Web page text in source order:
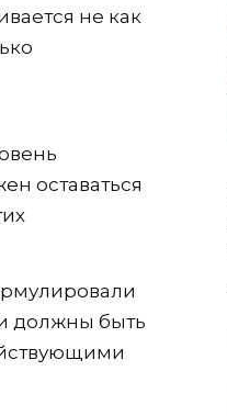
не как
оставаться
должны быть